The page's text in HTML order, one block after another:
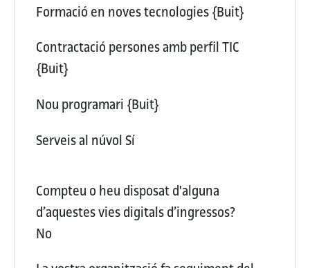
Formació en noves tecnologies{Buit}
Contractació persones amb perfil TIC
{Buit}
Nou programari {Buit}
Serveis al núvol Sí
Compteu o heu disposat d'alguna
d’aquestes vies digitals d’ingressos?
No